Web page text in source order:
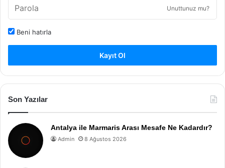
Unuttunuz mu?
Beni hatırla
Kayıt Ol
Son Yazılar
Antalya ile Marmaris Arası Mesafe Ne Kadardır?
Admin 8 Ağustos 2026